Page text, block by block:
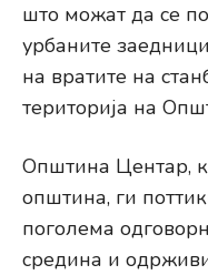
што можат да се
урбаните
на вратите на
територија на
Општина Центар,
општина, ги
поголема
средина и